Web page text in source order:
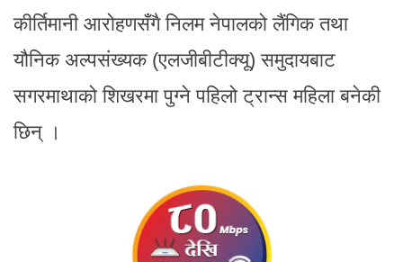
कीर्तिमानी आरोहणसँगै निलम नेपालको लैंगिक तथा
यौनिक अल्पसंख्यक (एलजीबीटीक्यू) समुदायबाट
सगरमाथाको शिखरमा पुग्ने पहिलो ट्रान्स महिला बनेकी
छिन् ।